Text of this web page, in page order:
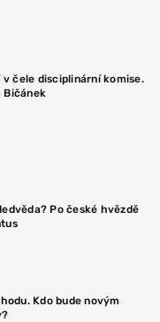
čele disciplinární komise.
Bičánek
Po české hvězdě
Kdo bude novým